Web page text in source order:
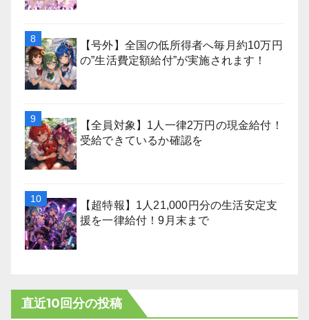
【号外】全国の低所得者へ毎月約10万円
の”生活費定額給付”が実施されます！
【全員対象】1人一律2万円の現金給付！
受給できているか確認を
【超特報】1人21,000円分の生活安定支
援を一律給付！9月末まで
直近10回分の投稿